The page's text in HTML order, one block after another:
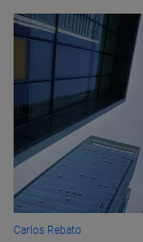
Carlos Rebato